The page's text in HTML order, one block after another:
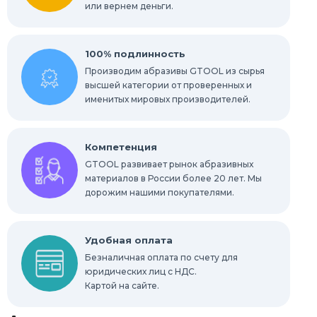
или вернем деньги.
100% подлинность
Производим абразивы GTOOL из сырья
высшей категории от проверенных и
именитых мировых производителей.
Компетенция
GTOOL развивает рынок абразивных
материалов в России более 20 лет. Мы
дорожим нашими покупателями.
Удобная оплата
Безналичная оплата по счету для
юридических лиц с НДС.
Картой на сайте.